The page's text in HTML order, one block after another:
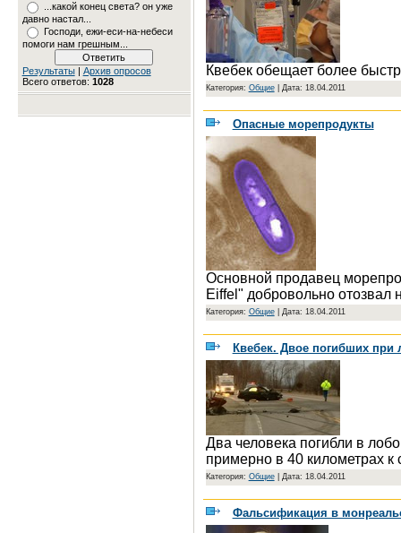
...какой конец света? он уже
давно настал...
Господи, ежи-еси-на-небеси
помоги нам грешным...
Результаты| Архив опросов
Всего ответов: 1028
Квебек обещает более
Категория: Общие| Дата: 18.04.2011
Опасные морепродукты
Основной продавец
Eiffel" добровольно отозвал
Категория: Общие| Дата: 18.04.2011
Квебек. Двое погибших при
Два человека погибли в
примерно в 40 километрах к
Категория: Общие| Дата: 18.04.2011
Фальсификация в